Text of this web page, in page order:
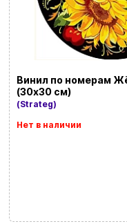
Винил по номерам
(30х30 см)
(Strateg)
Нет в наличии